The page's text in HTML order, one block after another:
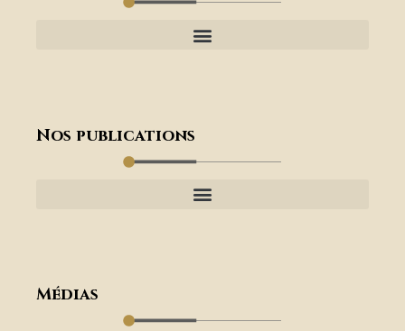
Nos publications
Médias